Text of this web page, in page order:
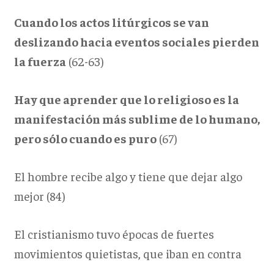
Cuando los actos litúrgicos se van
deslizando hacia eventos sociales pierden
la fuerza(62-63)
Hay que aprender que lo religioso es la
manifestación más sublime de lo humano,
pero sólo cuando es puro(67)
El hombre recibe algo y tiene que dejar algo
mejor (84)
El cristianismo tuvo épocas de fuertes
movimientos quietistas, que iban en contra